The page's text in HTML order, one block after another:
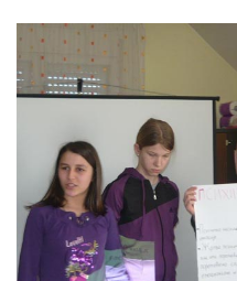
nama
Aktuelnosti
Mir
sa
ženskim